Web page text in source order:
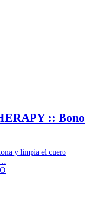
:: Bono
y limpia el cuero
…